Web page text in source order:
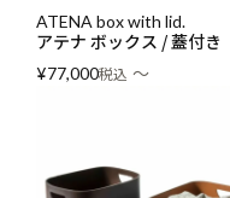
ATENA box with lid.
アテナ ボックス / 蓋付き
¥77,000税込 〜